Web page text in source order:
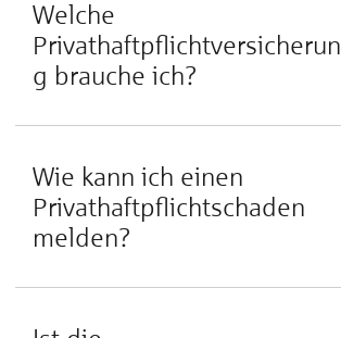
Welche
Privathaftpflichtversicherun
g brauche ich?
Wie kann ich einen
Privathaftpflichtschaden
melden?